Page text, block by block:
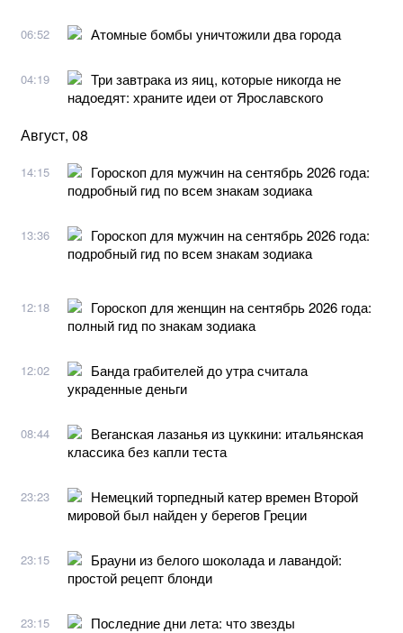
06:52 Атомные бомбы уничтожили два города
04:19
Три завтрака из яиц, которые никогда не
надоедят: храните идеи от Ярославского
Август, 08
14:15
Гороскоп для мужчин на сентябрь 2026 года:
подробный гид по всем знакам зодиака
13:36
Гороскоп для мужчин на сентябрь 2026 года:
подробный гид по всем знакам зодиака
12:18
Гороскоп для женщин на сентябрь 2026 года:
полный гид по знакам зодиака
12:02
Банда грабителей до утра считала
украденные деньги
08:44
Веганская лазанья из цуккини: итальянская
классика без капли теста
23:23
Немецкий торпедный катер времен Второй
мировой был найден у берегов Греции
23:15
Брауни из белого шоколада и лавандой:
простой рецепт блонди
23:15
Последние дни лета: что звезды